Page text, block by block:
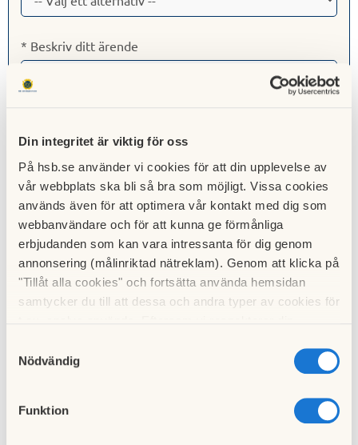
Din integritet är viktig för oss
På hsb.se använder vi cookies för att din upplevelse av
vår webbplats ska bli så bra som möjligt. Vissa cookies
används även för att optimera vår kontakt med dig som
webbanvändare och för att kunna ge förmånliga
erbjudanden som kan vara intressanta för dig genom
annonsering (målinriktad nätreklam). Genom att klicka på
"Tillåt alla cookies" och fortsätta använda hemsidan
samtycker du till att dessa och andra typer av cookies för
cookies och välja att endast tillåta ett urval.
Nödvändig
Funktion
* Beskriv ditt ärende
personuppgifter enligt HSB:s personuppgiftspolicy och
Skriv in tecknen i rutan bredvid
Uppdatera captcha